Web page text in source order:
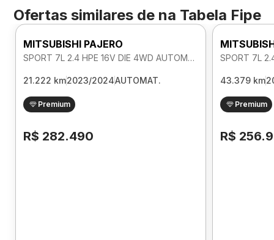
Ofertas similares de na Tabela Fipe
MITSUBISHI PAJERO
SPORT 7L 2.4 HPE 16V DIE 4WD AUTOMATICO
21.222 km2023/2024AUTOMAT.
Premium
R$ 282.490
43.379 km
Premium
R$